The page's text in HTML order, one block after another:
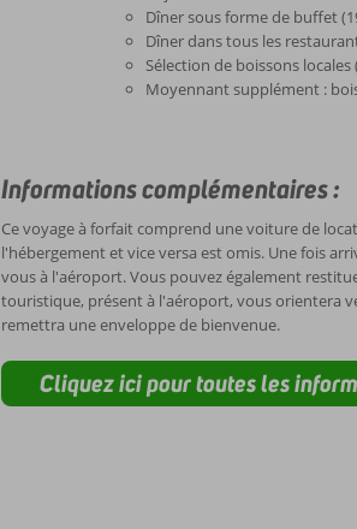
Dîner sous forme de buffet
Dîner dans tous les
Sélection de boissons
Moyennant supplément :
Informations complémentaires :
Ce voyage à forfait comprend une voiture de
l'hébergement et vice versa est omis. Une fois
vous à l'aéroport. Vous pouvez également
touristique, présent à l'aéroport, vous orientera
remettra une enveloppe de bienvenue.
Cliquez ici pour toutes les